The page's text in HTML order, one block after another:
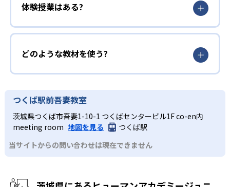
体験授業はある?
どのような教材を使う?
つくば駅前吾妻教室
茨城県つくば市吾妻1-10-1 つくばセンタービル1F co-en内
meeting room 地図を見る
つくば駅
当サイトからの問い合わせは現在できません